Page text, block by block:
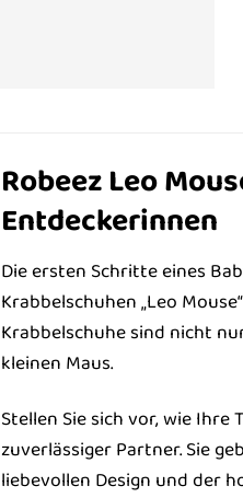
Robeez Leo
Entdeckerinnen
Die ersten Schritte eines
Krabbelschuhen „Leo
Krabbelschuhe sind nicht
kleinen Maus.
Stellen Sie sich vor, wie Ihre
zuverlässiger Partner. Sie
liebevollen Design und der